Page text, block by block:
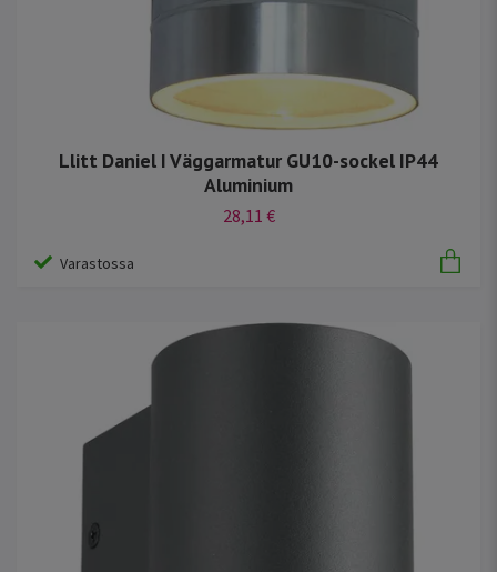
Llitt Daniel I Väggarmatur GU10-sockel IP44
Aluminium
28,11 €
Varastossa